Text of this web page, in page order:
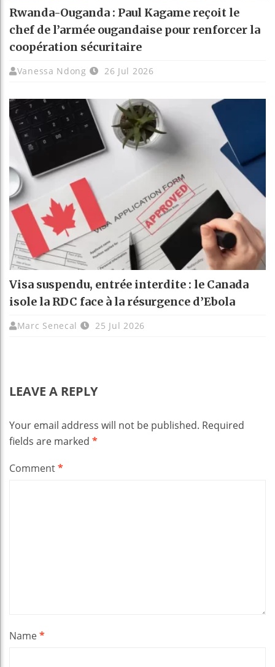
Rwanda-Ouganda : Paul Kagame reçoit le
chef de l’armée ougandaise pour renforcer la
coopération sécuritaire
Vanessa Ndong 26 Jul 2026
Visa suspendu, entrée interdite : le Canada
isole la RDC face à la résurgence d’Ebola
Marc Senecal 25 Jul 2026
LEAVE A REPLY
Your email address will not be published. Required
fields are marked *
Comment*
Name*